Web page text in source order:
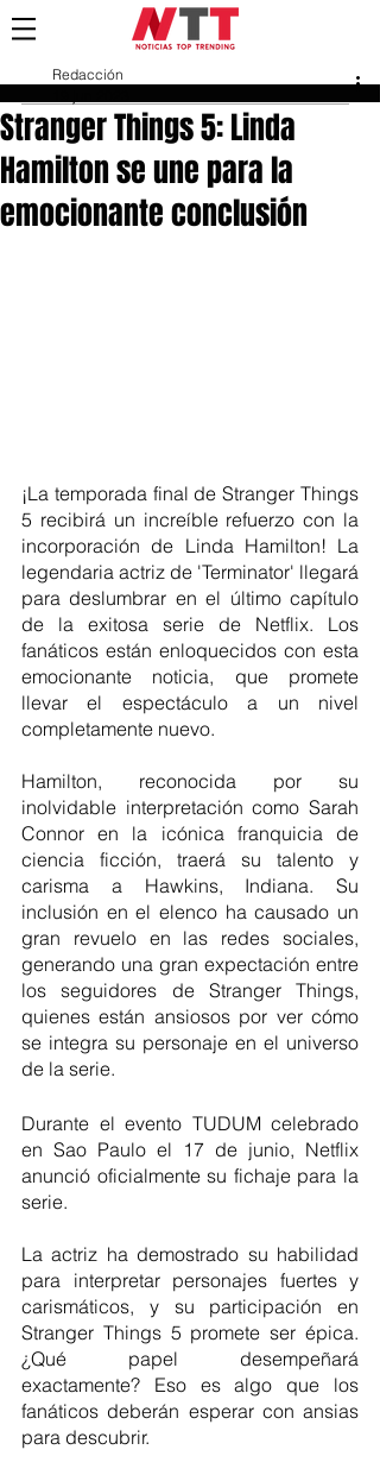
Stranger Things 5: Linda
Hamilton se une para la
emocionante conclusión
Redacción
¡La temporada final de Stranger Things
5 recibirá un increíble refuerzo con la
incorporación de Linda Hamilton! La
legendaria actriz de 'Terminator' llegará
para deslumbrar en el último capítulo
de la exitosa serie de Netflix. Los
fanáticos están enloquecidos con esta
emocionante noticia, que promete
llevar el espectáculo a un nivel
completamente nuevo.
Hamilton, reconocida por su
inolvidable interpretación como Sarah
Connor en la icónica franquicia de
ciencia ficción, traerá su talento y
carisma a Hawkins, Indiana. Su
inclusión en el elenco ha causado un
gran revuelo en las redes sociales,
generando una gran expectación entre
los seguidores de Stranger Things,
quienes están ansiosos por ver cómo
se integra su personaje en el universo
de la serie.
Durante el evento TUDUM celebrado
en Sao Paulo el 17 de junio, Netflix
anunció oficialmente su fichaje para la
serie.
La actriz ha demostrado su habilidad
para interpretar personajes fuertes y
carismáticos, y su participación en
Stranger Things 5 promete ser épica.
¿Qué papel desempeñará
exactamente? Eso es algo que los
fanáticos deberán esperar con ansias
para descubrir.